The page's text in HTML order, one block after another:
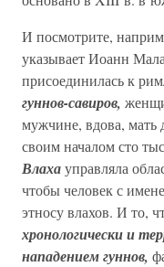
И посмотрите,
указывает Иоанн
присоединилась к
гуннов-савиров,
мужчине, вдова,
своим началом сто
Влахауправляла
чтобы человек с
этносу влахов. И то,
хронологически и
нападением гуннов,